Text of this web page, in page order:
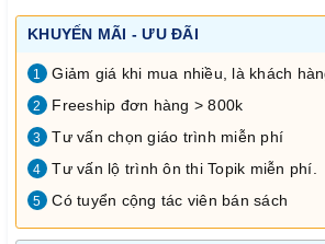
KHUYẾN MÃI - ƯU ĐÃI
1 Giảm giá khi mua nhiều, là khách
2 Freeship đơn hàng > 800k
3 Tư vấn chọn giáo trình miễn phí
4 Tư vấn lộ trình ôn thi Topik miễn phí.
5 Có tuyển cộng tác viên bán sách